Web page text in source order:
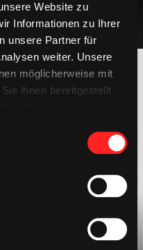
Website zu
Informationen zu Ihrer
unsere Partner für
weiter. Unsere
möglicherweise mit
ihnen bereitgestellt